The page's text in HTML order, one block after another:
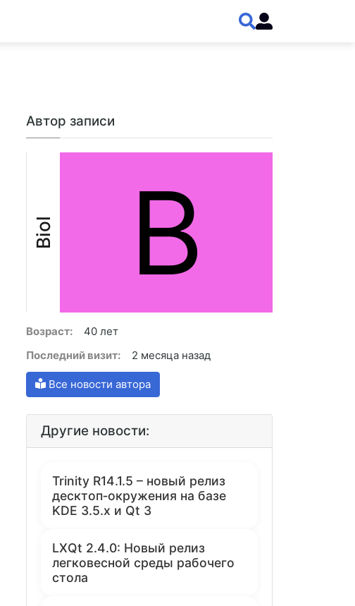
Автор записи
Biol B
Возраст:
40 лет
Последний визит:
2 месяца назад
Все новости автора
Другие новости:
Trinity R14.1.5 – новый релиз
десктоп‑окружения на базе
KDE 3.5.x и Qt 3
LXQt 2.4.0: Новый релиз
легковесной среды рабочего
стола